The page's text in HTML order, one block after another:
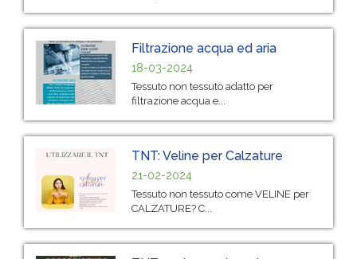
Filtrazione acqua ed aria
18-03-2024
Tessuto non tessuto adatto per
filtrazione acqua e...
TNT: Veline per Calzature
21-02-2024
Tessuto non tessuto come VELINE per
CALZATURE? C...